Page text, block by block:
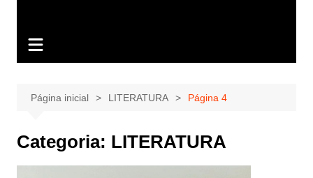
Página inicial LITERATURA Página 4
Categoria: LITERATURA